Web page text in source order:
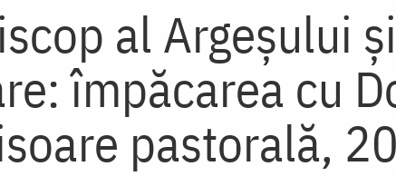
al Argeșului
împăcarea cu
pastorală,